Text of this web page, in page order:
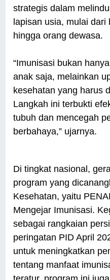
strategis dalam
lapisan usia, mulai dari
hingga orang dewasa.
“Imunisasi bukan
anak saja, melainkan
kesehatan yang harus
Langkah ini terbukti
tubuh dan mencegah
berbahaya,” ujarnya.
Di tingkat nasional,
program yang
Kesehatan, yaitu
Mengejar Imunisasi.
sebagai rangkaian
peringatan PID April
untuk meningkatkan
tentang manfaat